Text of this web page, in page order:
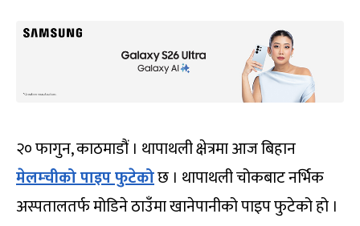
२० फागुन, काठमाडौं । थापाथली क्षेत्रमा आज बिहान
मेलम्चीको पाइप फुटेकोछ । थापाथली चोकबाट नर्भिक
अस्पतालतर्फ मोडिने ठाउँमा खानेपानीको पाइप फुटेको हो ।